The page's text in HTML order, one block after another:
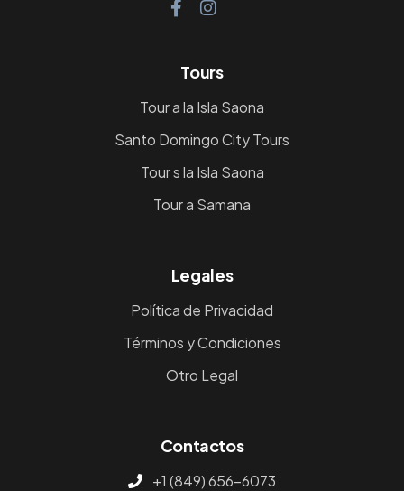
Tours
Tour a la Isla Saona
Santo Domingo City Tours
Tour s la Isla Saona
Tour a Samana
Legales
Política de Privacidad
Términos y Condiciones
Otro Legal
Contactos
+1 (849) 656-6073